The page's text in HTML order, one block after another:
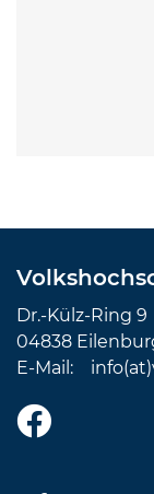
Dr.-Külz-Ring 9
04838
E-Mail: